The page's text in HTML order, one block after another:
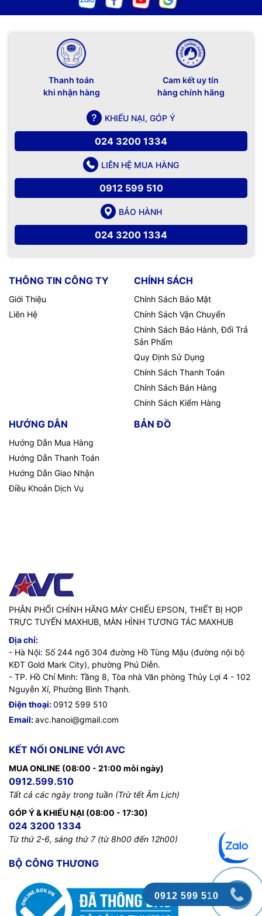
Thanh toán
khi nhận hàng
Cam kết uy tín
hàng chính hãng
KHIẾU NẠI, GÓP Ý
024 3200 1334
LIÊN HỆ MUA HÀNG
0912 599 510
BẢO HÀNH
024 3200 1334
THÔNG TIN CÔNG TY
Giới Thiệu
Liên Hệ
CHÍNH SÁCH
Chính Sách Bảo Mật
Chính Sách Vận Chuyển
Chính Sách Bảo Hành, Đổi Trả
Sản Phẩm
Quy Định Sử Dụng
Chính Sách Thanh Toán
Chính Sách Bán Hàng
Chính Sách Kiểm Hàng
HƯỚNG DẪN
Hướng Dẫn Mua Hàng
Hướng Dẫn Thanh Toán
Hướng Dẫn Giao Nhận
Điều Khoản Dịch Vụ
BẢN ĐỒ
PHÂN PHỐI CHÍNH HÃNG MÁY CHIẾU EPSON, THIẾT BỊ HỌP
TRỰC TUYẾN MAXHUB, MÀN HÌNH TƯƠNG TÁC MAXHUB
Địa chỉ:
- Hà Nội: Số 244 ngõ 304 đường Hồ Tùng Mậu (đường nội bộ
KĐT Gold Mark City), phường Phú Diễn.
- TP. Hồ Chí Minh: Tầng 8, Tòa nhà Văn phòng Thủy Lợi 4 - 102
Nguyễn Xí, Phường Bình Thạnh.
Điện thoại:0912 599 510
Email:avc.hanoi@gmail.com
KẾT NỐI ONLINE VỚI AVC
MUA ONLINE (08:00 - 21:00 mỗi ngày)
0912.599.510
Tất cả các ngày trong tuần (Trừ tết Âm Lịch)
GÓP Ý & KHIẾU NẠI (08:00 - 17:30)
024 3200 1334
Từ thứ 2-6, sáng thứ 7 (từ 8h00 đến 12h00)
BỘ CÔNG THƯƠNG
0912 599 510